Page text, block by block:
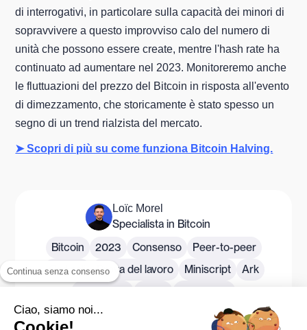
Continua senza consenso
Ciao, siamo noi...
di interrogativi, in particolare sulla capacità dei minori di
sopravvivere a questo improvviso calo del numero di
unità che possono essere create, mentre l'hash rate ha
continuato ad aumentare nel 2023. Monitoreremo anche
le fluttuazioni del prezzo del Bitcoin in risposta all'evento
di dimezzamento, che storicamente è stato spesso un
segno di un trend rialzista del mercato.
➤ Scopri di più su come funziona Bitcoin Halving.
Loïc Morel
Specialista in Bitcoin
Bitcoin
2023 Consenso
Peer-to-peer
Ordinali
Prova del lavoro Miniscript
Ark
BlackRock
BitVM
Blockchain